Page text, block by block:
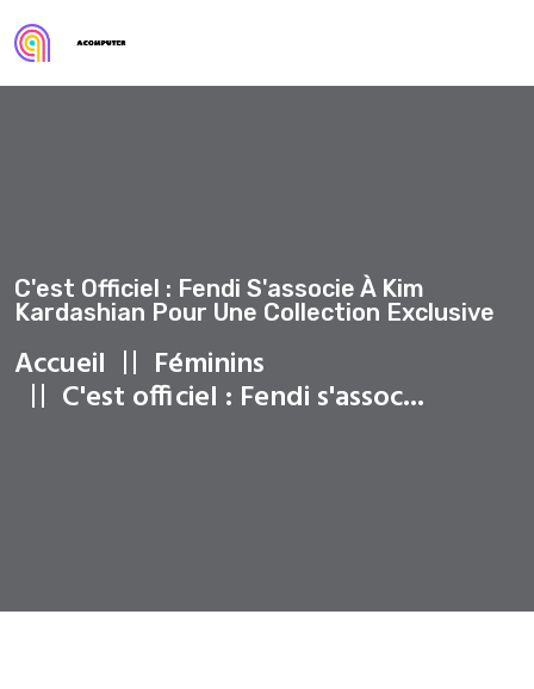
C'est Officiel : Fendi S'associe À Kim
Kardashian Pour Une Collection Exclusive
Accueil Féminins
C'est officiel : Fendi s'assoc...